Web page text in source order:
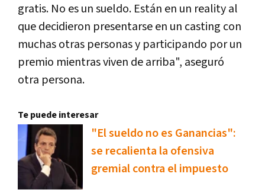
gratis. No es un sueldo. Están en un reality al
que decidieron presentarse en un casting con
muchas otras personas y participando por un
premio mientras viven de arriba", aseguró
otra persona.
Te puede interesar
"El sueldo no es Ganancias":
se recalienta la ofensiva
gremial contra el impuesto